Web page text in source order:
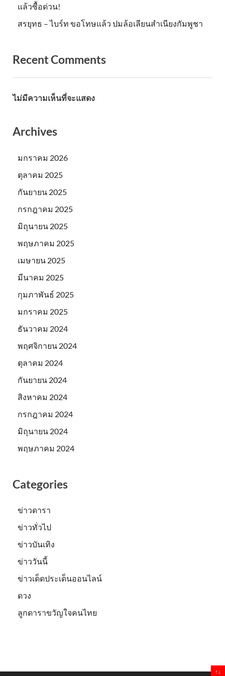
แล้วซื้อด่วน!
สรยุทธ – ไบร์ท ขอโทษแล้ว ปมล้อเลียนสำเนียงกัมพูชา
Recent Comments
ไม่มีความเห็นที่จะแสดง
Archives
มกราคม 2026
ตุลาคม 2025
กันยายน 2025
กรกฎาคม 2025
มิถุนายน 2025
พฤษภาคม 2025
เมษายน 2025
มีนาคม 2025
กุมภาพันธ์ 2025
มกราคม 2025
ธันวาคม 2024
พฤศจิกายน 2024
ตุลาคม 2024
กันยายน 2024
สิงหาคม 2024
กรกฎาคม 2024
มิถุนายน 2024
พฤษภาคม 2024
Categories
ข่าวดารา
ข่าวทั่วไป
ข่าวบันเทิง
ข่าววันนี้
ข่าวเด็ดประเด็นออนไลน์
ดวง
ลูกดาราขวัญใจคนไทย
↑↓